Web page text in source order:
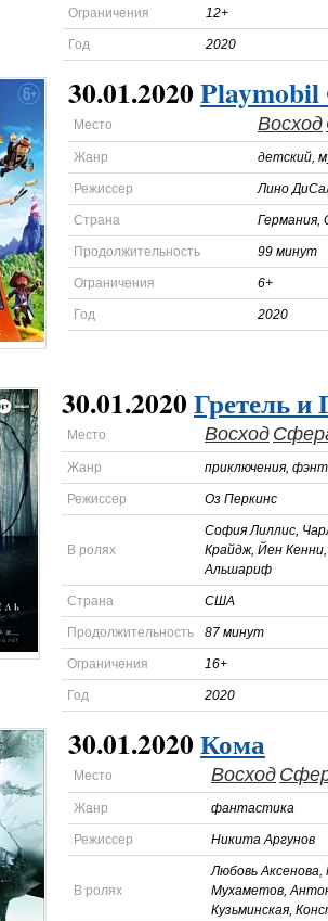
Ограничения 12+
Год 2020
30.01.2020Playmobil
Место Восход
Жанр детский,
Режиссер Лино
Страна
Продолжительность 99 минут
Ограничения 6+
Год 2020
30.01.2020Гретель и
Место Восход
Жанр приключения,
Режиссер Оз Перкинс
В ролях
София Лиллис,
Крайдж, Йен
Альшариф
Страна США
Продолжительность 87 минут
Ограничения 16+
Год 2020
30.01.2020Кома
Место Восход
Жанр фантастика
Режиссер Никита Аргунов
В ролях
Любовь
Мухаметов,
Кузьминская,